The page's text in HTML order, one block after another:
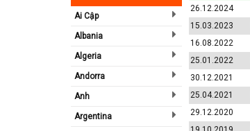
Ai Cập
Albania
Algeria
Andorra
Anh
Argentina
26.12.2024
15.03.2023
16.08.2022
25.01.2022
30.12.2021
25.04.2021
29.12.2020